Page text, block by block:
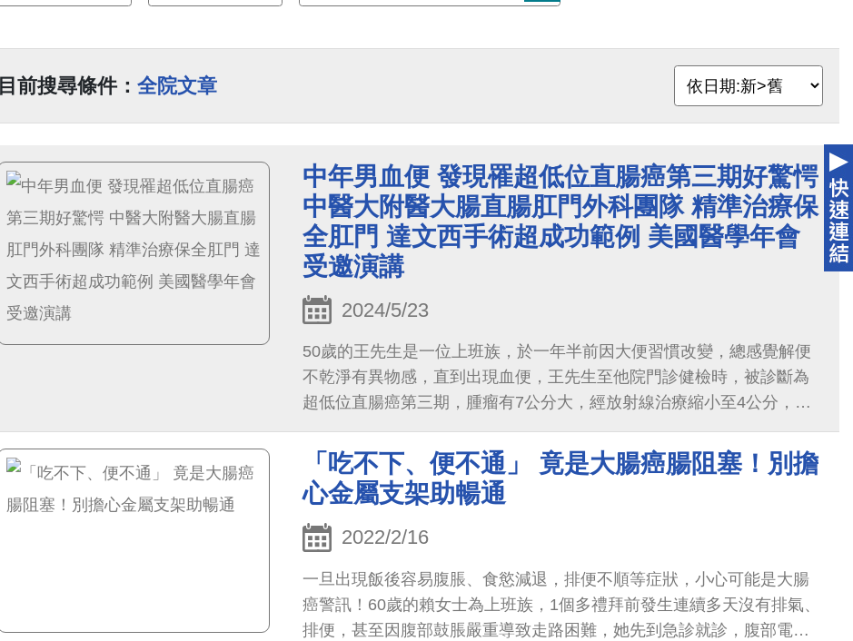
目前搜尋條件： 全院文章
中年男血便 發現罹超低位直腸癌第三期好驚愕
中醫大附醫大腸直腸肛門外科團隊 精準治療保
全肛門 達文西手術超成功範例 美國醫學年會
受邀演講
2024/5/23
50歲的王先生是一位上班族，於一年半前因大便習慣改變，總感覺解便
不乾淨有異物感，直到出現血便，王先生至他院門診健檢時，被診斷為
超低位直腸癌第三期，腫瘤有7公分大，經放射線治療縮小至4公分，醫
師仍建議需開刀切除腫瘤但無法保留肛門。
「吃不下、便不通」 竟是大腸癌腸阻塞！別擔
心金屬支架助暢通
2022/2/16
一旦出現飯後容易腹脹、食慾減退，排便不順等症狀，小心可能是大腸
癌警訊！60歲的賴女士為上班族，1個多禮拜前發生連續多天沒有排氣、
排便，甚至因腹部鼓脹嚴重導致走路困難，她先到急診就診，腹部電腦